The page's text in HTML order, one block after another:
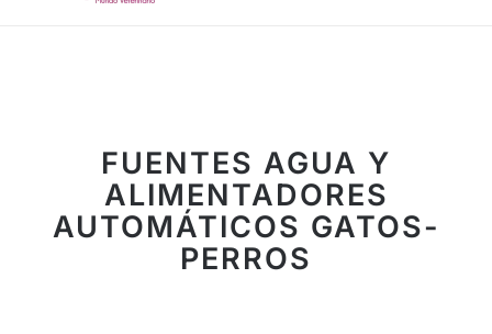
FUENTES AGUA Y
ALIMENTADORES
AUTOMÁTICOS GATOS-
PERROS